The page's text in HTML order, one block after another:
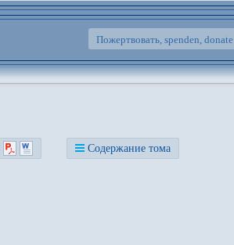
Пожертвовать, spenden, donate
Содержание тома